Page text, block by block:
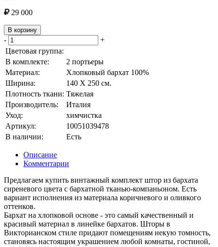
29 000
В корзину
-
+
Цветовая группа:
В комплекте:
2 портьеры
Материал:
Хлопковый бархат 100%
Ширина:
140 Х 250 см.
Плотность ткани: Тяжелая
Производитель:
Италия
Уход:
химчистка
Артикул:
10051039478
В наличии:
Есть
Описание
Комментарии
Предлагаем купить винтажный комплект штор из бархата
сиреневого цвета с бархатной тканью-компаньоном. Есть
вариант исполнения из материала коричневого и оливкого
оттенков.
Бархат на хлопковой основе - это самый качественный и
красивый материал в линейке бархатов. Шторы в
Викторианском стиле придают помещениям некую томность,
становясь настоящим украшением любой комнаты, гостиной,